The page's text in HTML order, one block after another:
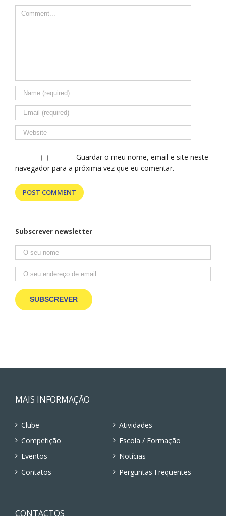
2026
que marcam o
em casa.
Guardar o meu nome, email e site neste
navegador para a próxima vez que eu comentar.
Subscrever newsletter
MAIS INFORMAÇÃO
Clube
Atividades
Competição
Escola / Formação
Eventos
Notícias
Contatos
Perguntas Frequentes
CONTACTOS